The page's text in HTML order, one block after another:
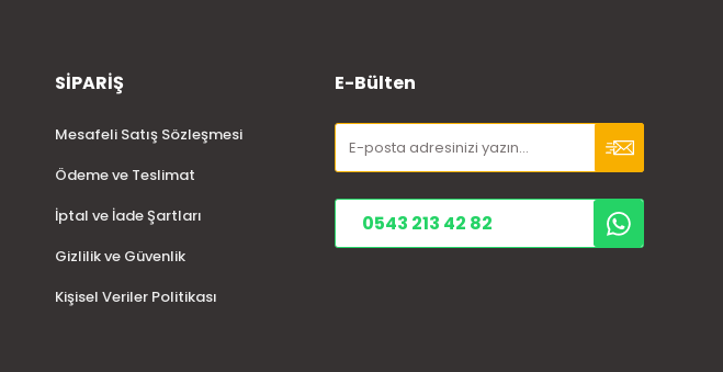
SİPARİŞ
Mesafeli Satış Sözleşmesi
Ödeme ve Teslimat
İptal ve İade Şartları
Gizlilik ve Güvenlik
Kişisel Veriler Politikası
E-Bülten
0543 213 42 82